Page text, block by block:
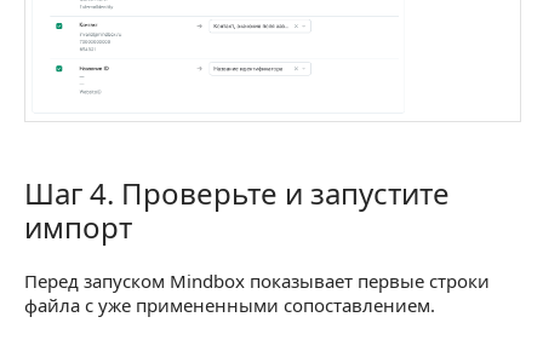
Шаг 4. Проверьте и запустите импорт
Шаг 4. Проверьте и запустите
импорт
Перед запуском Mindbox показывает первые строки
файла с уже примененными сопоставлением.